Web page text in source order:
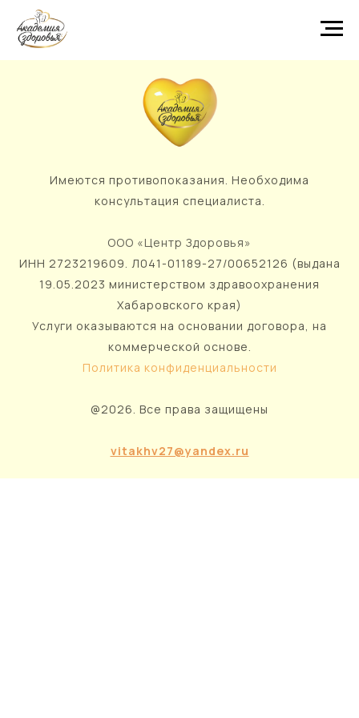
Имеются противопоказания. Необходима
консультация специалиста.
ООО «Центр Здоровья»
ИНН 2723219609. Л041-01189-27/00652126 (выдана
19.05.2023 министерством здравоохранения
Хабаровского края)
Услуги оказываются на основании договора, на
коммерческой основе.
Политика конфиденциальности
@2026. Все права защищены
vitakhv27@yandex.ru